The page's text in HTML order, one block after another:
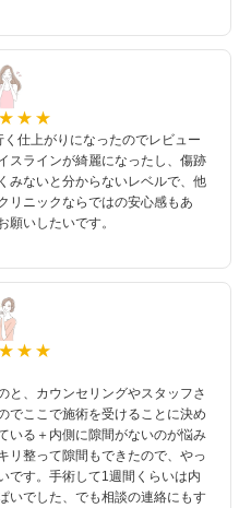
仕上がりになったのでレビュー
スラインが綺麗になったし、傷跡
みないと分からないレベルで、他
リニックならではの安心感もあ
願いしたいです。
と、カウンセリングやスタッフさ
でここで施術を受けることに決め
いる＋内側に隙間がないのが悩み
リ整って隙間もできたので、やっ
です。手術して1週間くらいは内
いでした、でも相談の連絡にもす